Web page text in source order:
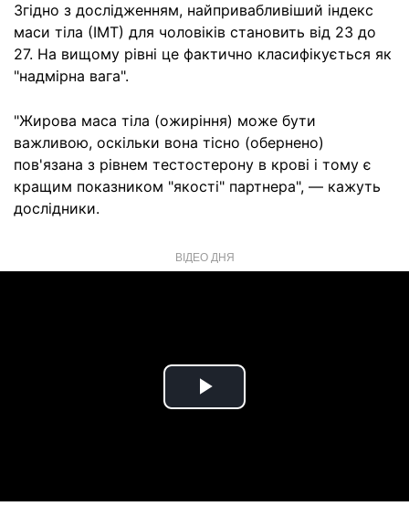
Згідно з дослідженням, найпривабливіший індекс
маси тіла (ІМТ) для чоловіків становить від 23 до
27. На вищому рівні це фактично класифікується як
"надмірна вага".
"Жирова маса тіла (ожиріння) може бути
важливою, оскільки вона тісно (обернено)
пов'язана з рівнем тестостерону в крові і тому є
кращим показником "якості" партнера", — кажуть
дослідники.
ВІДЕО ДНЯ
Play